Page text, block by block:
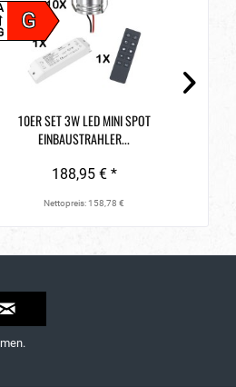
G
10ER SET 3W LED MINI SPOT
EINBAUSTRAHLER...
188,95 € *
Nettopreis: 158,78 €